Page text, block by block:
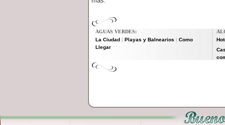
AGUAS VERDES:
La Ciudad
Playas y Balnearios
Como
Llegar